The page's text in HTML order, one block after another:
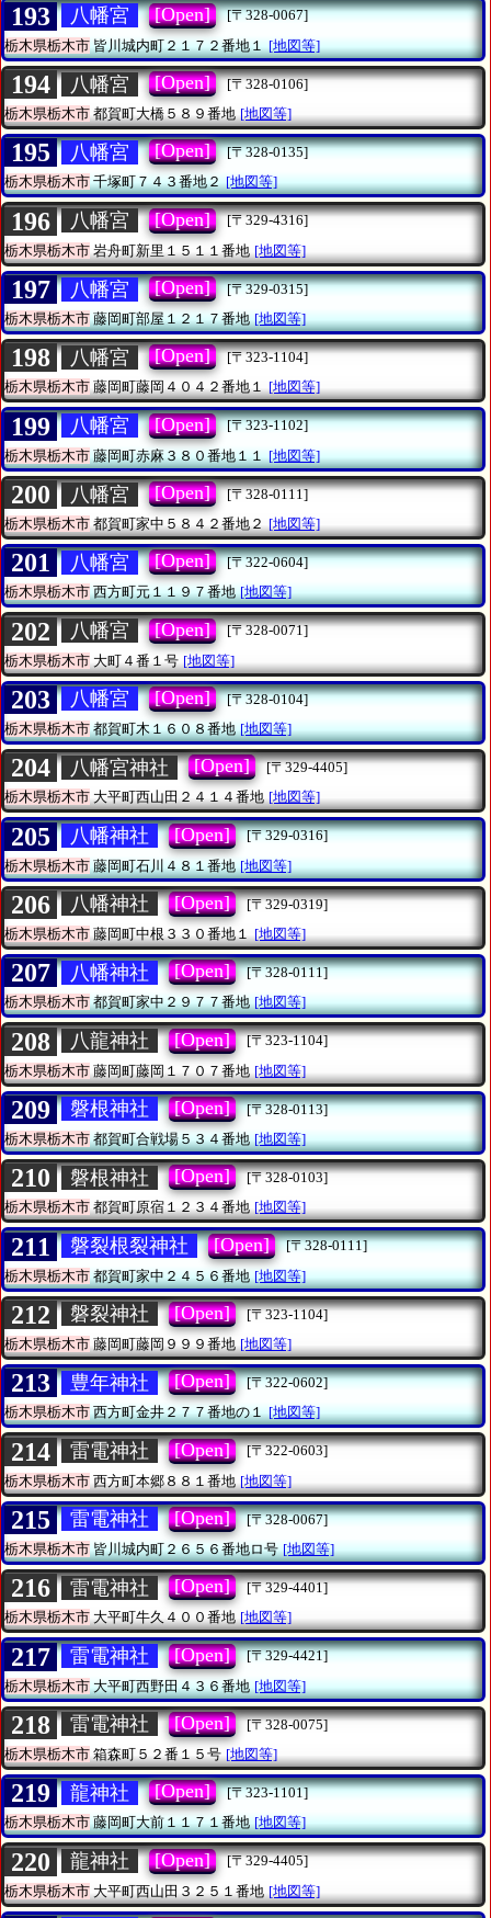
193 八幡宮 [Open]
[〒328-0067]
栃木県栃木市皆川城内町２１７２番地１ [地図等]
194 八幡宮 [Open]
[〒328-0106]
栃木県栃木市都賀町大橋５８９番地 [地図等]
195 八幡宮 [Open]
[〒328-0135]
栃木県栃木市千塚町７４３番地２ [地図等]
196 八幡宮 [Open]
[〒329-4316]
栃木県栃木市 岩舟町新里１５１１番地 [地図等]
197 八幡宮 [Open]
[〒329-0315]
栃木県栃木市藤岡町部屋１２１７番地 [地図等]
198 八幡宮 [Open]
[〒323-1104]
栃木県栃木市藤岡町藤岡４０４２番地１ [地図等]
199 八幡宮 [Open]
[〒323-1102]
栃木県栃木市藤岡町赤麻３８０番地１１ [地図等]
200 八幡宮 [Open]
[〒328-0111]
栃木県栃木市都賀町家中５８４２番地２ [地図等]
201 八幡宮 [Open]
[〒322-0604]
栃木県栃木市西方町元１１９７番地 [地図等]
202 八幡宮 [Open]
[〒328-0071]
栃木県栃木市 大町４番１号 [地図等]
203 八幡宮 [Open]
[〒328-0104]
栃木県栃木市都賀町木１６０８番地 [地図等]
204 八幡宮神社 [Open]
[〒329-4405]
栃木県栃木市大平町西山田２４１４番地 [地図等]
205 八幡神社 [Open]
[〒329-0316]
栃木県栃木市藤岡町石川４８１番地 [地図等]
206 八幡神社 [Open]
[〒329-0319]
栃木県栃木市 藤岡町中根３３０番地１ [地図等]
207 八幡神社 [Open]
[〒328-0111]
栃木県栃木市都賀町家中２９７７番地 [地図等]
208 八龍神社 [Open]
[〒323-1104]
栃木県栃木市 藤岡町藤岡１７０７番地 [地図等]
209 磐根神社 [Open]
[〒328-0113]
栃木県栃木市都賀町合戦場５３４番地 [地図等]
210 磐根神社 [Open]
[〒328-0103]
栃木県栃木市都賀町原宿１２３４番地 [地図等]
211 磐裂根裂神社 [Open]
[〒328-0111]
栃木県栃木市都賀町家中２４５６番地 [地図等]
212 磐裂神社 [Open]
[〒323-1104]
栃木県栃木市 藤岡町藤岡９９９番地 [地図等]
213 豊年神社 [Open]
[〒322-0602]
栃木県栃木市西方町金井２７７番地の１ [地図等]
214 雷電神社 [Open]
[〒322-0603]
栃木県栃木市 西方町本郷８８１番地 [地図等]
215 雷電神社 [Open]
[〒328-0067]
栃木県栃木市皆川城内町２６５６番地ロ号 [地図等]
216 雷電神社 [Open]
[〒329-4401]
栃木県栃木市大平町牛久４００番地 [地図等]
217 雷電神社 [Open]
[〒329-4421]
栃木県栃木市大平町西野田４３６番地 [地図等]
218 雷電神社 [Open]
[〒328-0075]
栃木県栃木市 箱森町５２番１５号 [地図等]
219 龍神社 [Open]
[〒323-1101]
栃木県栃木市藤岡町大前１１７１番地 [地図等]
220 龍神社 [Open]
[〒329-4405]
栃木県栃木市 大平町西山田３２５１番地 [地図等]